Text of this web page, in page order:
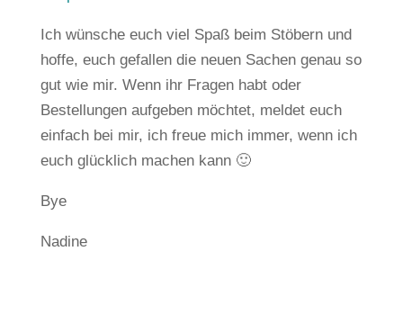
Ich wünsche euch viel Spaß beim Stöbern und
hoffe, euch gefallen die neuen Sachen genau so
gut wie mir. Wenn ihr Fragen habt oder
Bestellungen aufgeben möchtet, meldet euch
einfach bei mir, ich freue mich immer, wenn ich
euch glücklich machen kann 🙂
Bye
Nadine